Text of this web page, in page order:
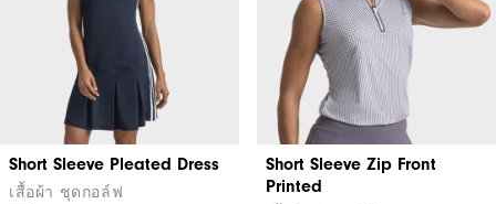
Short Sleeve Pleated Dress
เสื้อผ้า ชุดกอล์ฟ
Short Sleeve Zip Front
Printed